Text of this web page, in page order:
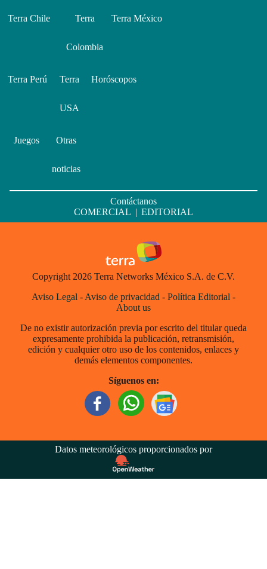
Terra Chile Terra
Colombia
Terra México
Terra Perú Terra
USA
Horóscopos
Juegos Otras
noticias
Contáctanos
COMERCIAL | EDITORIAL
Copyright 2026 Terra Networks México S.A. de C.V.
Aviso Legal - Aviso de privacidad - Política Editorial -
About us
De no existir autorización previa por escrito del titular queda
expresamente prohibida la publicación, retransmisión,
edición y cualquier otro uso de los contenidos, enlaces y
demás elementos componentes.
Síguenos en:
Datos meteorológicos proporcionados por